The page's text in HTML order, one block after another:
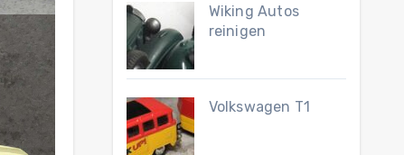
Wiking Autos
reinigen
Volkswagen T1